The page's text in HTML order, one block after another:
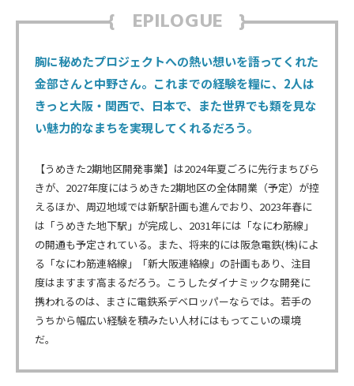
EPILOGUE
胸に秘めたプロジェクトへの熱い想いを語ってくれた
金部さんと中野さん。これまでの経験を糧に、2人は
きっと大阪・関西で、日本で、また世界でも類を見な
い魅力的なまちを実現してくれるだろう。
【うめきた2期地区開発事業】は2024年夏ごろに先行まちびら
きが、2027年度にはうめきた2期地区の全体開業（予定）が控
えるほか、周辺地域では新駅計画も進んでおり、2023年春に
は「うめきた地下駅」が完成し、2031年には「なにわ筋線」
の開通も予定されている。また、将来的には阪急電鉄(株)によ
る「なにわ筋連絡線」「新大阪連絡線」の計画もあり、注目
度はますます高まるだろう。こうしたダイナミックな開発に
携われるのは、まさに電鉄系デベロッパーならでは。若手の
うちから幅広い経験を積みたい人材にはもってこいの環境
だ。